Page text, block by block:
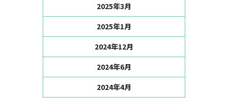
2025年3月
2025年1月
2024年12月
2024年6月
2024年4月